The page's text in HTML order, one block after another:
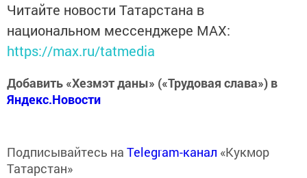
Читайте новости Татарстана в
национальном мессенджере MАХ:
https://max.ru/tatmedia
Добавить «Хезмэт даны» («Трудовая слава») в
Яндекс.Новости
Подписывайтесь на Telegram-канал «Кукмор
Татарстан»